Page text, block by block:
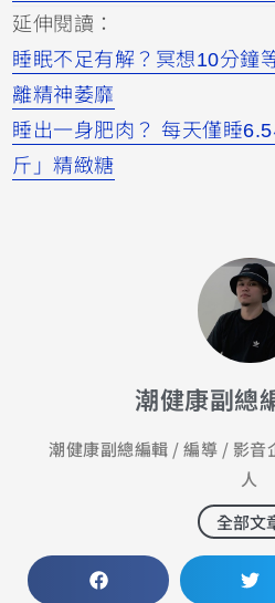
延伸閱讀：
睡眠不足有解？冥想10分鐘
離精神萎靡
睡出一身肥肉？ 每天僅睡
斤」精緻糖
潮健康副總
潮健康副總編輯 / 編導 / 影
人
全部文